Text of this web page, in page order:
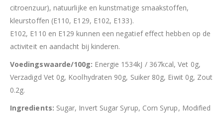
citroenzuur), natuurlijke en kunstmatige smaakstoffen,
kleurstoffen (E110, E129, E102, E133).
E102, E110 en E129 kunnen een negatief effect hebben op de
activiteit en aandacht bij kinderen.
Voedingswaarde/100g: Energie 1534kJ / 367kcal, Vet 0g,
Verzadigd Vet 0g, Koolhydraten 90g, Suiker 80g, Eiwit 0g, Zout
0.2g.
Ingredients: Sugar, Invert Sugar Syrup, Corn Syrup, Modified